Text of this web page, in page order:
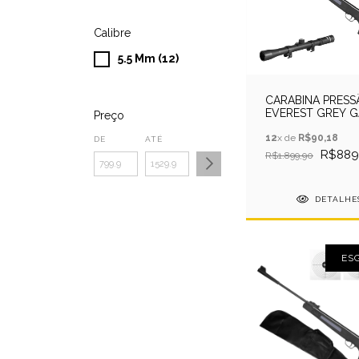
Calibre
5.5 Mm (12)
Preço
DE ATÉ
CARABINA
EVEREST GREY
LUNETA
12x de R$90,18
R$1.899,90